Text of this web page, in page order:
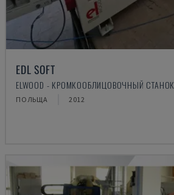
EDL SOFT
ELWOOD - КРОМКООБЛИЦОВОЧНЫЙ СТАНОК
ПОЛЬЩА 2012